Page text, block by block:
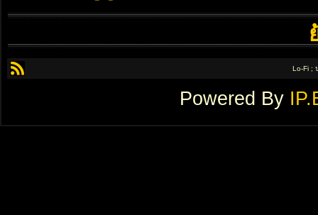
Lo-Fi ;
Powered By